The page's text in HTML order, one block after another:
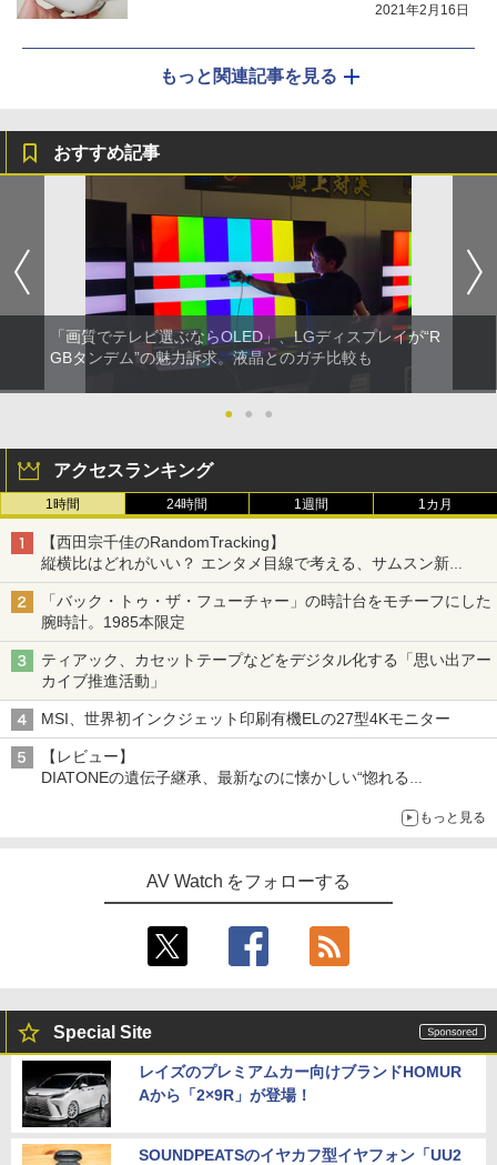
2021年2月16日
もっと関連記事を見る
おすすめ記事
「画質でテレビ選ぶならOLED」、LGディスプレイが“R
GBタンデム”の魅力訴求。液晶とのガチ比較も
● ● ●
アクセスランキング
1時間 24時間 1週間 1カ月
【西田宗千佳のRandomTracking】
縦横比はどれがいい？ エンタメ目線で考える、サムスン新
「Galaxy Z Fold」
「バック・トゥ・ザ・フューチャー」の時計台をモチーフにした
腕時計。1985本限定
ティアック、カセットテープなどをデジタル化する「思い出アー
カイブ推進活動」
MSI、世界初インクジェット印刷有機ELの27型4Kモニター
【レビュー】
DIATONEの遺伝子継承、最新なのに懐かしい“惚れる
もっと見る
AV Watch をフォローする
Special Site
レイズのプレミアムカー向けブランドHOMUR
Aから「2×9R」が登場！
SOUNDPEATSのイヤカフ型イヤフォン「UU2